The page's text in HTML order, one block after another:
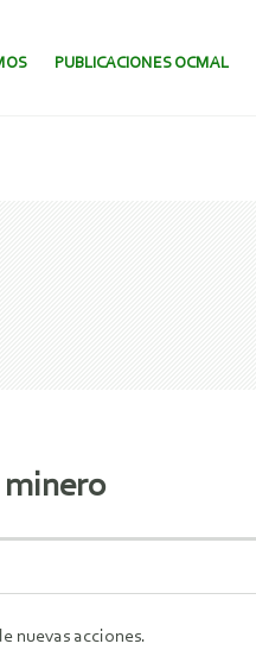
PUBLICACIONES OCMAL
minero
nuevas acciones.